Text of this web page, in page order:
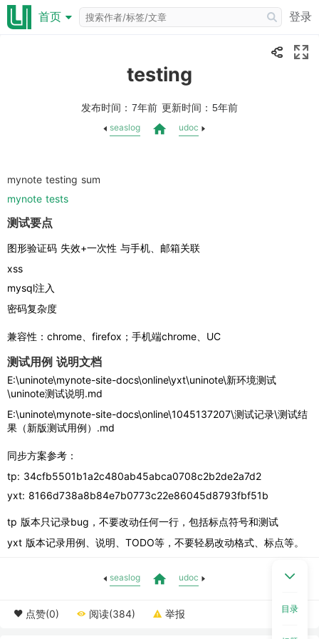
首页 登录
testing
发布时间： 7年前 更新时间： 5年前
seaslog udoc
mynote testing sum
mynote tests
测试要点
图形验证码 失效+一次性 与手机、邮箱关联
xss
mysql注入
密码复杂度
兼容性：chrome、firefox；手机端chrome、UC
测试用例 说明文档
E:\uninote\mynote-site-docs\online\yxt\uninote\新环境测试
\uninote测试说明.md
E:\uninote\mynote-site-docs\online\1045137207\测试记录\测试结
果（新版测试用例）.md
同步方案参考：
tp: 34cfb5501b1a2c480ab45abca0708c2b2de2a7d2
yxt: 8166d738a8b84e7b0773c22e86045d8793fbf51b
tp 版本只记录bug，不要改动任何一行，包括标点符号和测试
yxt 版本记录用例、说明、TODO等，不要轻易改动格式、标点等。
seaslog udoc
点赞(0) 阅读(384) 举报 目录